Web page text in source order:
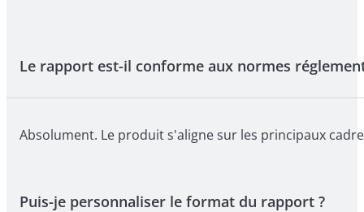
Le rapport est-il conforme aux normes
Absolument. Le produit s'aligne sur les principaux
Puis-je personnaliser le format du rapport ?